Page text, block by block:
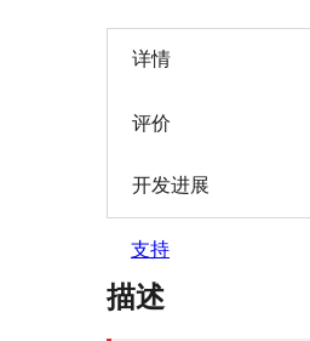
详情
评价
开发进展
支持
描述